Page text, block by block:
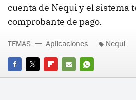
cuenta de Nequi y el sistema
comprobante de pago.
FACEBOOK
TWITTERFLIPBOARD
E-
WHATSAPP
TEMAS Aplicaciones Nequi